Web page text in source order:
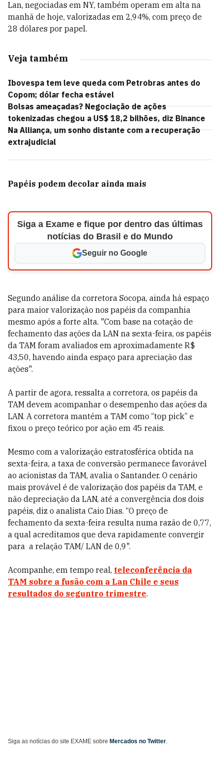
Lan, negociadas em NY, também operam em alta na
manhã de hoje, valorizadas em 2,94%, com preço de
28 dólares por papel.
Veja também
Ibovespa tem leve queda com Petrobras antes do
Copom; dólar fecha estável
Bolsas ameaçadas? Negociação de ações
tokenizadas chegou a US$ 18,2 bilhões, diz Binance
Na Alliança, um sonho distante com a recuperação
extrajudicial
Papéis podem decolar ainda mais
Siga a Exame e fique por dentro das últimas
notícias do Brasil e do Mundo
Seguir no Google
Segundo análise da corretora Socopa, ainda há espaço
para maior valorização nos papéis da companhia
mesmo após a forte alta. "Com base na cotação de
fechamento das ações da LAN na sexta-feira, os papéis
da TAM foram avaliados em aproximadamente R$
43,50, havendo ainda espaço para apreciação das
ações".
A partir de agora, ressalta a corretora, os papéis da
TAM devem acompanhar o desempenho das ações da
LAN. A corretora mantém a TAM como “top pick” e
fixou o preço teórico por ação em 45 reais.
Mesmo com a valorização estratosférica obtida na
sexta-feira, a taxa de conversão permanece favorável
ao acionistas da TAM, avalia o Santander. O cenário
mais provável é de valorização dos papéis da TAM, e
não depreciação da LAN, até a convergência dos dois
papéis, diz o analista Caio Dias. “O preço de
fechamento da sexta-feira resulta numa razão de 0,77,
a qual acreditamos que deva rapidamente convergir
para a relação TAM/ LAN de 0,9".
Acompanhe, em tempo real, teleconferência da
TAM sobre a fusão com a Lan Chile e seus
resultados do seguntro trimestre.
Siga as notícias do site EXAME sobre Mercados no Twitter.